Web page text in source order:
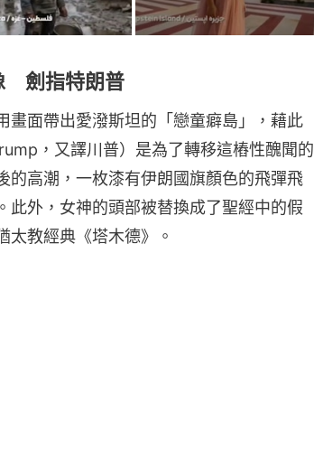
劍指特朗普
畫面帶出愛潑斯坦的「戀童癖島」，藉此
，又譯川普）是為了轉移這樁性醜聞的
的高潮，一枚漆有伊朗國旗顏色的飛彈飛
此外，女神的頭部被替換成了聖經中的假
太教經典《塔木德》。